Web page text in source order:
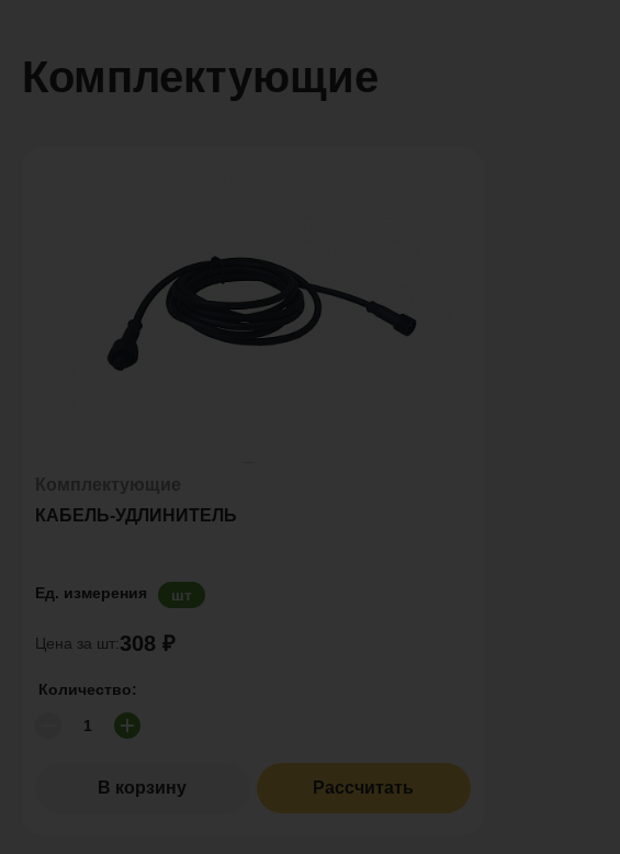
Комплектующие
КАБЕЛЬ-УДЛИНИТЕЛЬ
Ед. измерения шт
Цена за шт:308 ₽
Количество:
В корзину Рассчитать